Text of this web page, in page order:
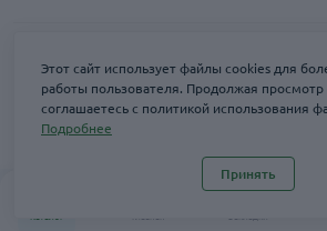
Каталог Главная Закладки
0
Этот сайт использует файлы cookies для
работы пользователя. Продолжая просмотр
соглашаетесь с политикой использования
Подробнее
Принять